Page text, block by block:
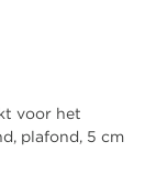
voor het
plafond, 5 cm